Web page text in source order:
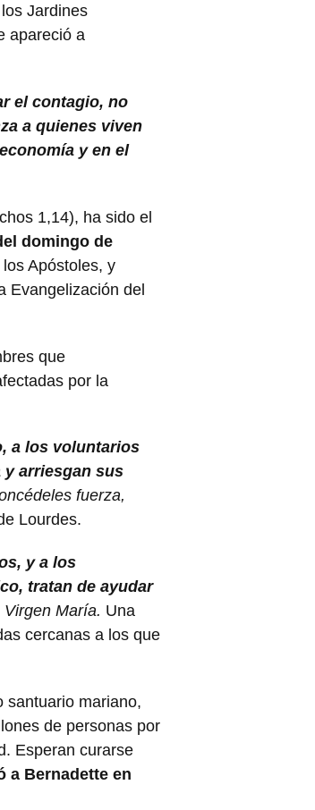
Jardines
apareció a
el contagio, no
a quienes viven
y en el
1,14), ha sido el
domingo de
Apóstoles, y
Evangelización del
que
por la
a los voluntarios
y arriesgan sus
fuerza,
Lourdes.
y a los
tratan de ayudar
María. Una
cercanas a los que
santuario mariano,
de personas por
Esperan curarse
a Bernadette en